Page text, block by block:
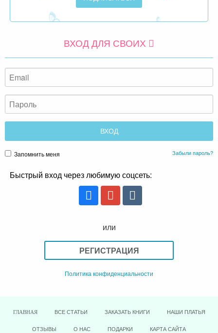
ВХОД ДЛЯ СВОИХ
Запомнить меня Забыли пароль?
Быстрый вход через любимую соцсеть:
или
РЕГИСТРАЦИЯ
Политика конфиденциальности
ГЛАВНАЯ ВСЕ СТАТЬИ ЗАКАЗАТЬ КНИГИ НАШИ ПЛАТЬЯ
ОТЗЫВЫ О НАС ПОДАРКИ КАРТА САЙТА